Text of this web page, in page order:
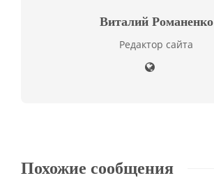
Виталий Романенко
Редактор сайта
Похожие сообщения